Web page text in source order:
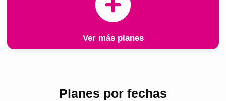
Ver más planes
Planes por fechas